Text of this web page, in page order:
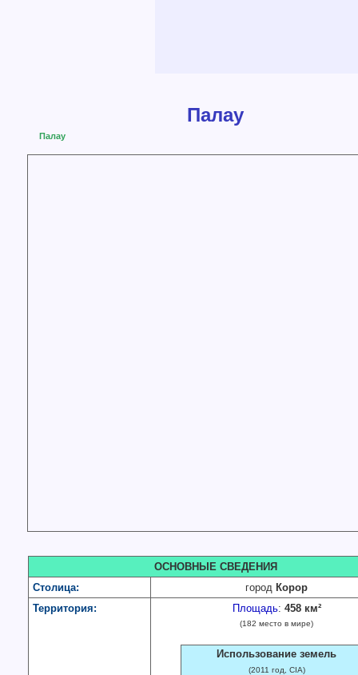
Палау
Палау
ОСНОВНЫЕ СВЕДЕНИЯ
Столица:
город Корор
Территория:
Площадь: 458 км²
(182 место в мире)
Использование земель
(2011 год, CIA)